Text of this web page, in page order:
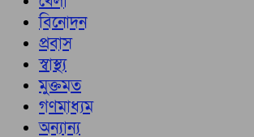
বিনোদন
প্রবাস
স্বাস্থ্য
মুক্তমত
গণমাধ্যম
অন্যান্য